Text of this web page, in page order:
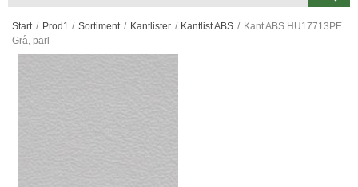
Start / Prod1 / Sortiment / Kantlister / Kantlist ABS / Kant ABS HU17713PE
Grå, pärl